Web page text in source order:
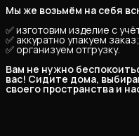
Мы же возьмём на себя
✅ изготовим изделие с
✅ аккуратно упакуем заказ;
✅ организуем отгрузку.
Вам не нужно
вас! Сидите дома,
своего пространства и